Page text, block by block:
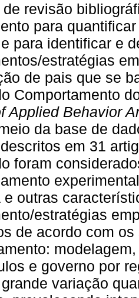
de revisão
para
para identificar e
estratégias
de pais que se
Comportamento
Applied Behavior
da base de
em 31
foram
e outras
estratégias
de acordo com
e governo por
variação